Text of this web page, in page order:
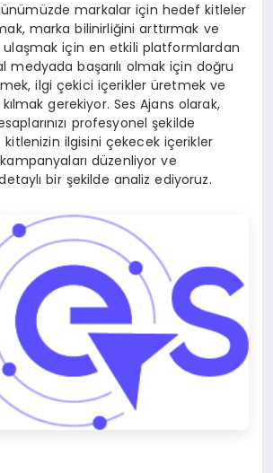
markalar için hedef kitleler
marka bilinirliğini arttırmak ve
için en etkili platformlardan
medyada başarılı olmak için doğru
ilgi çekici içerikler üretmek ve
gerekiyor. Ses Ajans olarak,
profesyonel şekilde
ilgisini çekecek içerikler
düzenliyor ve
bir şekilde analiz ediyoruz.